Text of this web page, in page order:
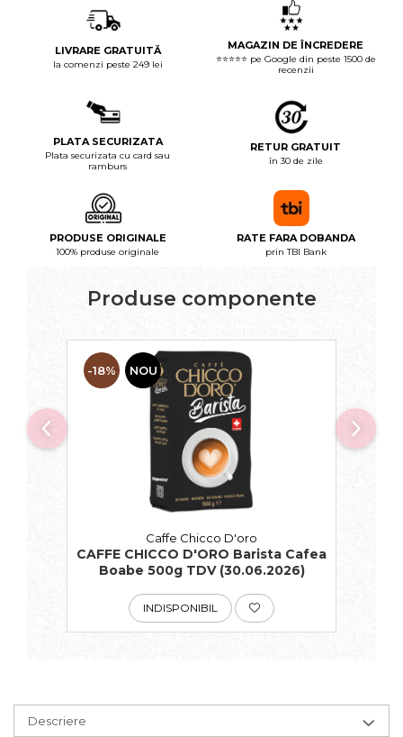
LIVRARE GRATUITĂ
la comenzi peste 249 lei
MAGAZIN DE ÎNCREDERE
⭐⭐⭐⭐⭐ pe Google din peste 1500 de
recenzii
PLATA SECURIZATA
Plata securizata cu card sau
ramburs
RETUR GRATUIT
în 30 de zile
PRODUSE ORIGINALE
100% produse originale
RATE FARA DOBANDA
prin TBI Bank
Produse componente
-18% NOU
Caffe Chicco D'oro
CAFFE CHICCO D'ORO Barista Cafea
Boabe 500g TDV (30.06.2026)
INDISPONIBIL
Descriere